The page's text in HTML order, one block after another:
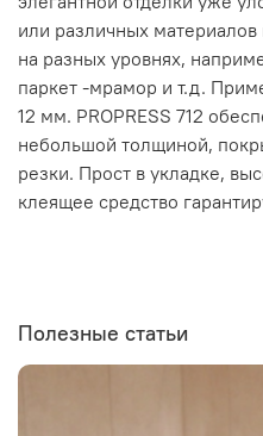
или различных
на разных уровнях,
паркет -мрамор и т.д.
12 мм. PROPRESS 712
небольшой толщиной,
резки. Прост в укладке,
клеящее средство
Полезные статьи